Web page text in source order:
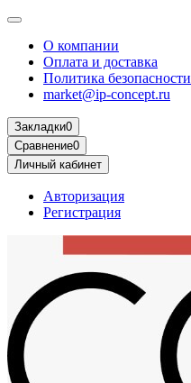
О компании
Оплата и доставка
Политика безопасности
market@ip-concept.ru
Закладки0
Сравнение0
Личный кабинет
Авторизация
Регистрация